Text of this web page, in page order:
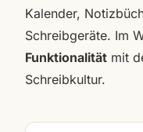
Kalender,
Schreibgeräte. Im
Funktionalität mit
Schreibkultur.